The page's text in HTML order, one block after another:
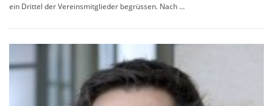
ein Drittel der Vereinsmitglieder begrüssen. Nach …